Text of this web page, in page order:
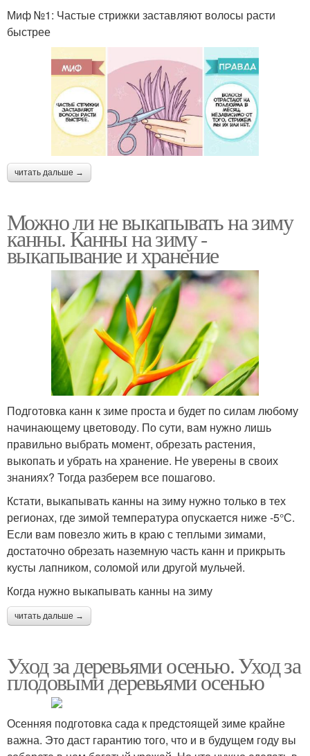
Миф №1: Частые стрижки заставляют волосы расти
быстрее
читать дальше →
Можно ли не выкапывать на зиму
канны. Канны на зиму -
выкапывание и хранение
Подготовка канн к зиме проста и будет по силам любому
начинающему цветоводу. По сути, вам нужно лишь
правильно выбрать момент, обрезать растения,
выкопать и убрать на хранение. Не уверены в своих
знаниях? Тогда разберем все пошагово.
Кстати, выкапывать канны на зиму нужно только в тех
регионах, где зимой температура опускается ниже -5°С.
Если вам повезло жить в краю с теплыми зимами,
достаточно обрезать наземную часть канн и прикрыть
кусты лапником, соломой или другой мульчей.
Когда нужно выкапывать канны на зиму
читать дальше →
Уход за деревьями осенью. Уход за
плодовыми деревьями осенью
Осенняя подготовка сада к предстоящей зиме крайне
важна. Это даст гарантию того, что и в будущем году вы